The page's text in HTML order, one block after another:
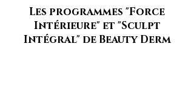
Les programmes "Force
Intérieure" et "Sculpt
Intégral" de Beauty Derm